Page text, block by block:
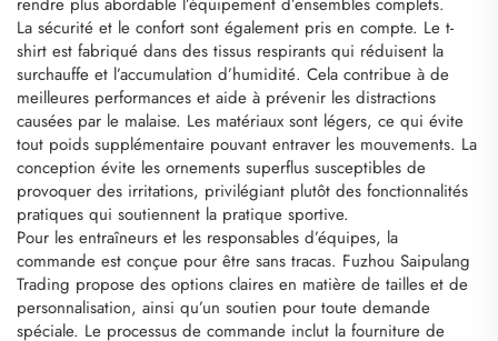
La sécurité et le confort sont également pris en compte. Le t-
shirt est fabriqué dans des tissus respirants qui réduisent la
surchauffe et l’accumulation d’humidité. Cela contribue à de
meilleures performances et aide à prévenir les distractions
causées par le malaise. Les matériaux sont légers, ce qui évite
tout poids supplémentaire pouvant entraver les mouvements. La
conception évite les ornements superflus susceptibles de
provoquer des irritations, privilégiant plutôt des fonctionnalités
pratiques qui soutiennent la pratique sportive.
Pour les entraîneurs et les responsables d’équipes, la
commande est conçue pour être sans tracas. Fuzhou Saipulang
Trading propose des options claires en matière de tailles et de
personnalisation, ainsi qu’un soutien pour toute demande
spéciale. Le processus de commande inclut la fourniture de